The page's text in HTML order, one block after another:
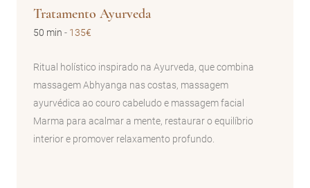
Tratamento Ayurveda
50 min - 135€
Ritual holístico inspirado na Ayurveda, que combina
massagem Abhyanga nas costas, massagem
ayurvédica ao couro cabeludo e massagem facial
Marma para acalmar a mente, restaurar o equilíbrio
interior e promover relaxamento profundo.